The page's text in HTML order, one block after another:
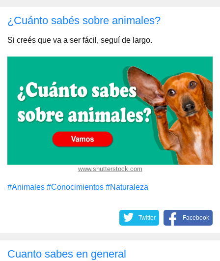
¿Cuánto sabés sobre animales?
Si creés que va a ser fácil, seguí de largo.
www.shutterstock.com
#Animales #Conocimientos #Naturaleza
Twitter Facebook
Cuanto sabes en general